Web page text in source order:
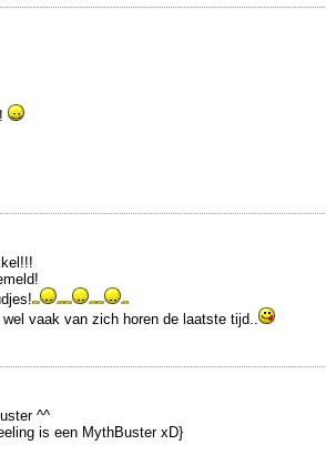
vaak van zich horen de laatste tijd..
^^
is een MythBuster xD}